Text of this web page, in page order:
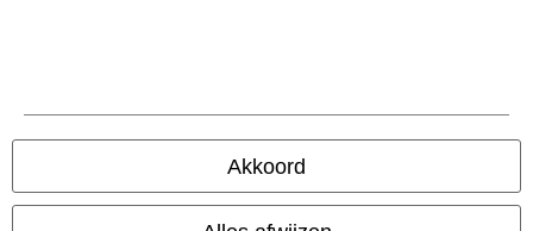
Akkoord
Onze online shops